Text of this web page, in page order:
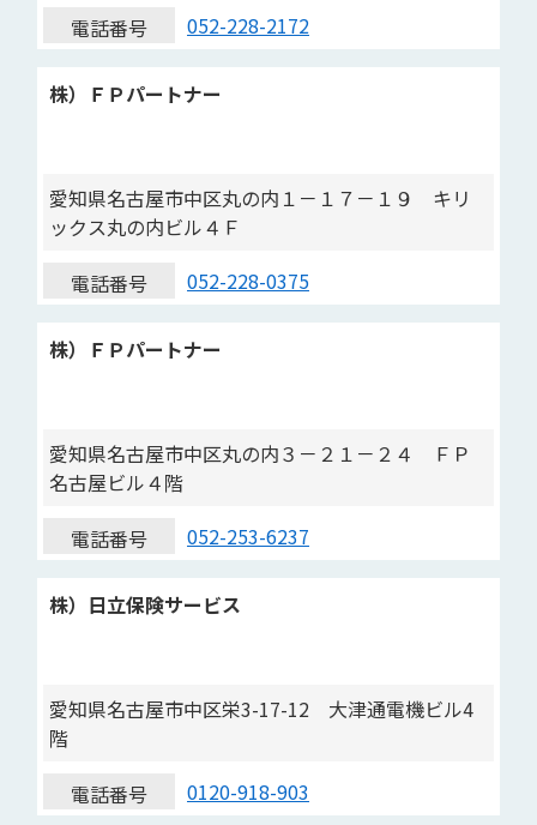
電話番号
052-228-2172
株）ＦＰパートナー
愛知県名古屋市中区丸の内１－１７－１９ キリ
ックス丸の内ビル４Ｆ
電話番号
052-228-0375
株）ＦＰパートナー
愛知県名古屋市中区丸の内３－２１－２４ ＦＰ
名古屋ビル４階
電話番号
052-253-6237
株）日立保険サービス
愛知県名古屋市中区栄3-17-12 大津通電機ビル4
階
電話番号
0120-918-903